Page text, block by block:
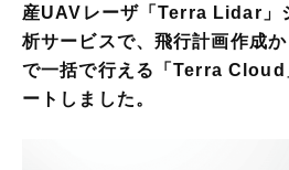
産UAVレーザ「Terra Lidar」
析サービスで、飛行計画作成
で一括で行える「Terra Cloud
ートしました。